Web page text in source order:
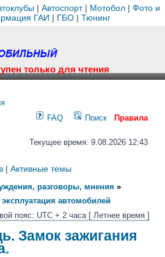
| Автоспорт| Мотобол | Фото и
ГАИ | ГБО| Тюнинг
только для чтения
FAQ
Поиск Правила
Текущее время: 9.08.2026 12:43
| Активные темы
разговоры, мнения »
автомобилей
пояс: UTC + 2 часа [ Летнее время ]
Замок зажигания